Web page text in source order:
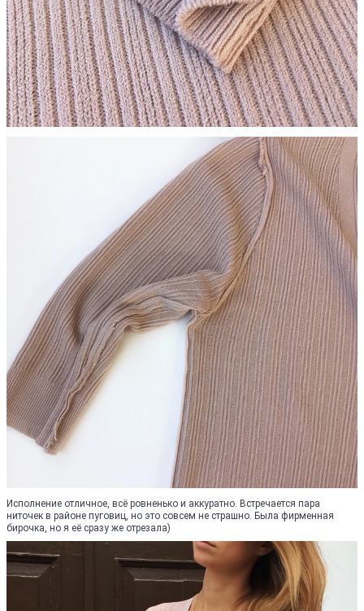
Исполнение отличное, всё ровненько и аккуратно. Встречается пара
ниточек в районе пуговиц, но это совсем не страшно. Была фирменная
бирочка, но я её сразу же отрезала)